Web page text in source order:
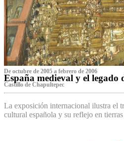
De octubre de 2005 a febrero de 2006
España medieval y el legado
Castillo de Chapultepec
La exposición internacional ilustra el
cultural española y su reflejo en